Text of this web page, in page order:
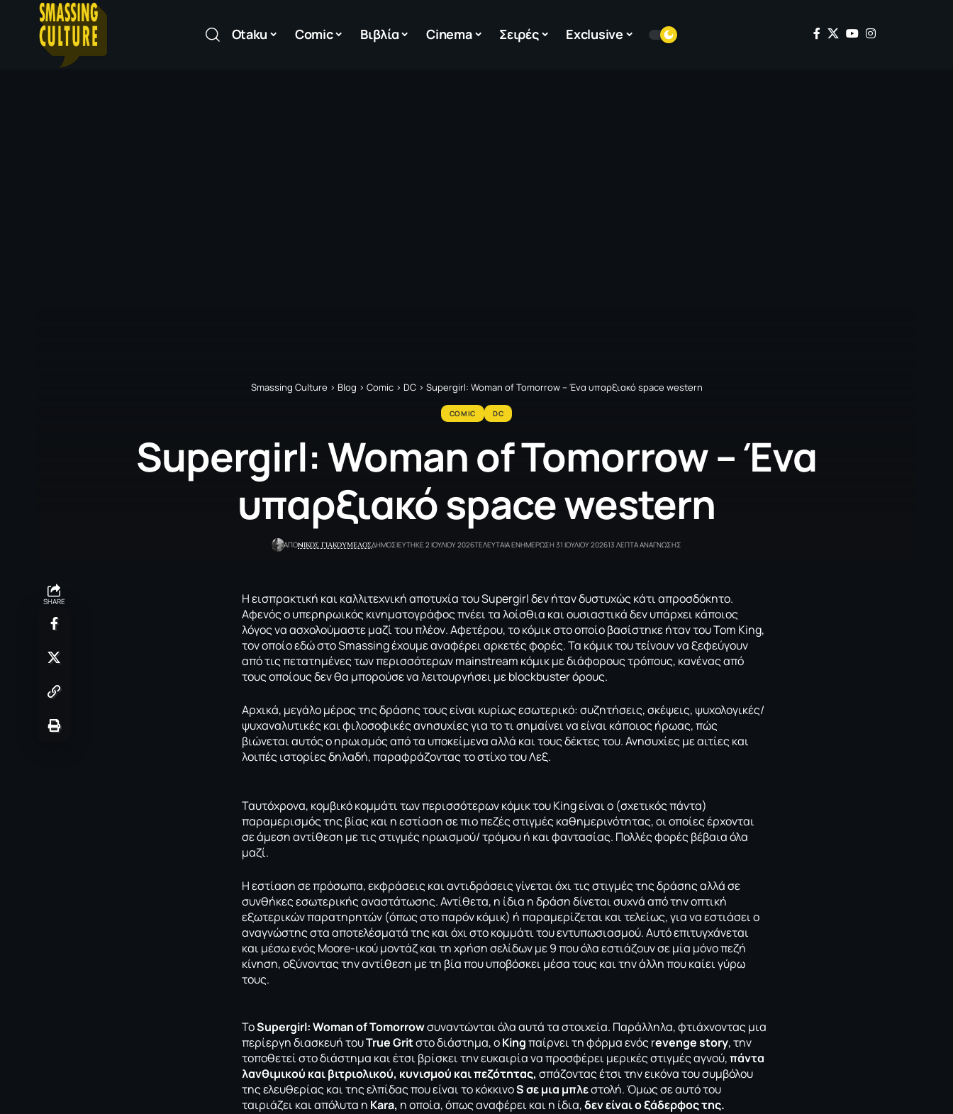
Otaku Comic Βιβλία Cinema Σειρές Exclusive
Smassing Culture > Blog > Comic> DC> Supergirl: Woman of Tomorrow – Ένα υπαρξιακό space western
COMIC DC
Supergirl: Woman of Tomorrow – Ένα
υπαρξιακό space western
ΑΠΟNΙΚΟΣ ΓΙΑΚΟΥΜΕΛΟΣΔΗΜΟΣΙΕΥΤΗΚΕ 2 ΙΟΥΛΙΟΥ 2026ΤΕΛΕΥΤΑΙΑ ΕΝΗΜΕΡΩΣΗ 31 ΙΟΥΛΙΟΥ 202613 ΛΕΠΤΑ ΑΝΑΓΝΩΣΗΣ
SHARE Η εισπρακτική και καλλιτεχνική αποτυχία τουSupergirlδεν ήταν δυστυχώς κάτι απροσδόκητο.
Αφενός ο υπερηρωικός κινηματογράφος πνέει τα λοίσθια και ουσιαστικά δεν υπάρχει κάποιος
λόγος να ασχολούμαστε μαζί του πλέον. Αφετέρου, το κόμικ στο οποίο βασίστηκε ήταν τουTom King,
τον οποίο εδώ στοSmassingέχουμε αναφέρει αρκετές φορές. Τα κόμικ του τείνουν να ξεφεύγουν
από τις πετατημένες των περισσότερωνmainstream κόμικ με διάφορους τρόπους, κανένας από
τους οποίους δεν θα μπορούσε να λειτουργήσει μεblockbusterόρους.
Αρχικά, μεγάλο μέρος της δράσης τους είναι κυρίως εσωτερικό: συζητήσεις, σκέψεις, ψυχολογικές/
ψυχαναλυτικές και φιλοσοφικές ανησυχίες για το τι σημαίνει να είναι κάποιος ήρωας, πώς
βιώνεται αυτός ο ηρωισμός από τα υποκείμενα αλλά και τους δέκτες του. Ανησυχίες με αιτίες και
λοιπές ιστορίες δηλαδή, παραφράζοντας το στίχο του Λεξ.
Ταυτόχρονα, κομβικό κομμάτι των περισσότερων κόμικ του King είναι ο (σχετικός πάντα)
παραμερισμός της βίας και η εστίαση σε πιο πεζές στιγμές καθημερινότητας, οι οποίες έρχονται
σε άμεση αντίθεση με τις στιγμές ηρωισμού/ τρόμου ή και φαντασίας. Πολλές φορές βέβαια όλα
μαζί.
H εστίαση σε πρόσωπα, εκφράσεις και αντιδράσεις γίνεται όχι τις στιγμές της δράσης αλλά σε
συνθήκες εσωτερικής αναστάτωσης. Αντίθετα, η ίδια η δράση δίνεται συχνά από την οπτική
εξωτερικών παρατηρητών (όπως στο παρόν κόμικ) ή παραμερίζεται και τελείως, για να εστιάσει ο
αναγνώστης στα αποτελέσματά της και όχι στο κομμάτι του εντυπωσιασμού. Αυτό επιτυγχάνεται
και μέσω ενός Moore-ικού μοντάζ και τη χρήση σελίδων με 9 που όλα εστιάζουν σε μία μόνο πεζή
κίνηση, οξύνοντας την αντίθεση με τη βία που υποβόσκει μέσα τους και την άλλη που καίει γύρω
τους.
ΤοSupergirl: Woman of Tomorrowσυναντώνται όλα αυτά τα στοιχεία. Παράλληλα, φτιάχνοντας μια
περίεργη διασκευή τουTrue Gritστο διάστημα, οKingπαίρνει τη φόρμα ενός revenge story, την
τοποθετεί στο διάστημα και έτσι βρίσκει την ευκαιρία να προσφέρει μερικές στιγμές αγνού,πάντα
λανθιμικού και βιτριολικού, κυνισμού και πεζότητας, σπάζοντας έτσι την εικόνα του συμβόλου
της ελευθερίας και της ελπίδας που είναι το κόκκινοS σε μια μπλεστολή. Όμως σε αυτό του
ταιριάζει και απόλυτα η Kara, η οποία, όπως αναφέρει και η ίδια,δεν είναι ο ξάδερφος της.